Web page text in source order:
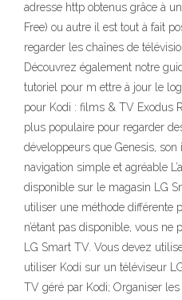
adresse http obtenus grâce à
Free) ou autre il est tout à fait
regarder les chaînes de
Découvrez également notre
tutoriel pour m ettre à jour le
pour Kodi : films & TV Exodus
plus populaire pour regarder
développeurs que Genesis,
navigation simple et agréable
disponible sur le magasin LG
utiliser une méthode différente
n’étant pas disponible, vous ne
LG Smart TV. Vous devez
utiliser Kodi sur un téléviseur
TV géré par Kodi; Organiser